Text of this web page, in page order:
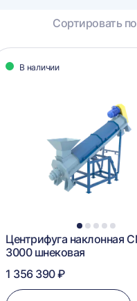
Сортировать
В наличии
1 2 3 4 5
Центрифуга наклонная
3000 шнековая
1 356 390 ₽